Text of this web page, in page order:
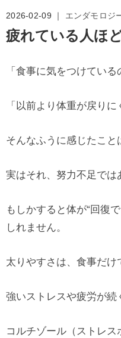
2026-02-09 ｜ エンダモロジ
疲れている人ほ
「食事に気をつけている
「以前より体重が戻りに
そんなふうに感じたこと
実はそれ、努力不足では
もしかすると体が“回復
しれません。
太りやすさは、食事だけ
強いストレスや疲労が続
コルチゾール（ストレ